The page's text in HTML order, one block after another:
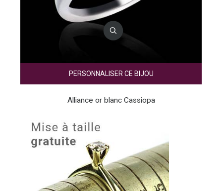
PERSONNALISER CE BIJOU
Alliance or blanc Cassiopa